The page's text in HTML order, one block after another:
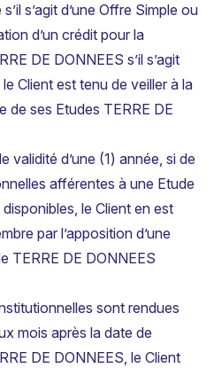
s’agit d’une Offre Simple ou
d’un crédit pour la
DE DONNEES s’il s’agit
Client est tenu de veiller à la
de ses Etudes TERRE DE
validité d’une (1) année, si de
afférentes à une Etude
le Client en est
par l’apposition d’une
TERRE DE DONNEES
sont rendues
mois après la date de
DE DONNEES, le Client